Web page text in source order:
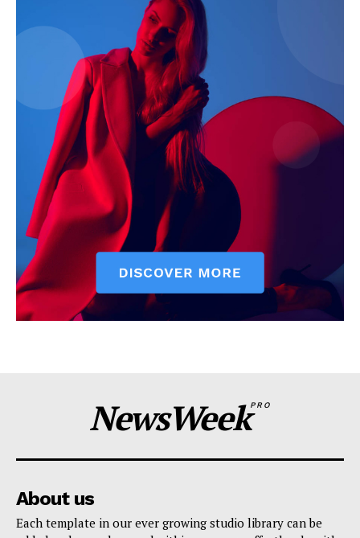
NewsWeekPRO
About us
Each template in our ever growing studio library can be